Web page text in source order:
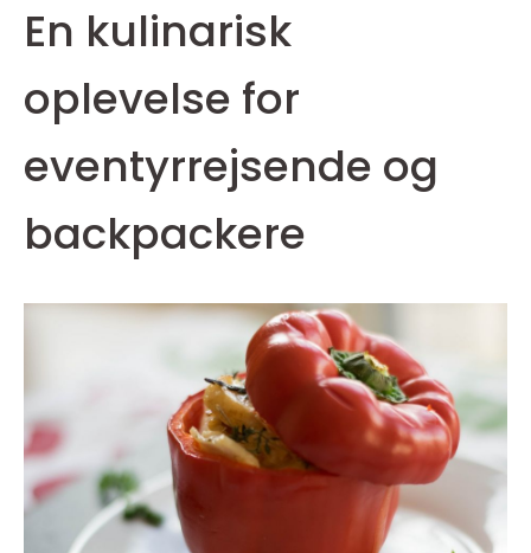
En kulinarisk
oplevelse for
eventyrrejsende og
backpackere